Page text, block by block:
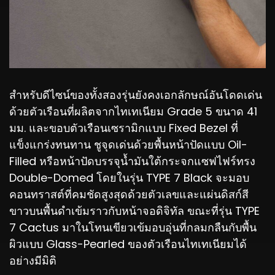
สำหรับดีไซน์ของทั้งสองรุ่นยังคงเอกลักษณ์อันโดดเด่น
ด้วยตัวเรือนที่ผลิตจากไทเทเนียม Grade 5 ขนาด 41
มม. และขอบตัวเรือนเซรามิกแบบ Fixed Bezel ที่
แข็งแกร่งทนทาน ชูจุดเด่นด้วยพื้นหน้าปัดแบบ Oil-
Filled หรือหน้าปัดบรรจุน้ำมันใต้กระจกแซฟไฟร์ทรง
Double-Domed โดยในรุ่น TYPE 7 Black จะมอบ
คอนทราสต์ที่คมชัดสูงสุดด้วยตัวเลขและแผ่นดิสก์สี
ขาวบนพื้นดำเข้มราวกับหน้าจอดิจิทัล ขณะที่รุ่น TYPE
7 Cactus มาในโทนเขียวเข้มอบอุ่นที่กลมกลืนกับพื้น
ผิวแบบ Glass-Pearled ของตัวเรือนไทเทเนียมได้
อย่างมีมิติ